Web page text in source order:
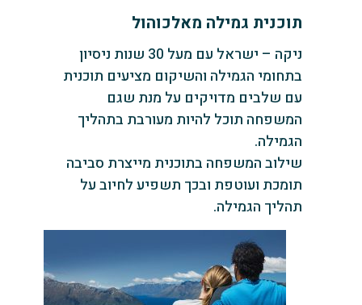
תוכנית גמילה מאלכוהול
ניקה – ישראל עם מעל 30 שנות ניסיון
בתחומי הגמילה והשיקום מציעים תוכנית
עם שלבים מדויקים על מנת שגם
המשפחה תוכל להיות מעורבת בתהליך
הגמילה.
שילוב המשפחה בתוכנית מייצרת סביבה
תומכת ועוטפת ובכך תשפיע לחיוב על
תהליך הגמילה.